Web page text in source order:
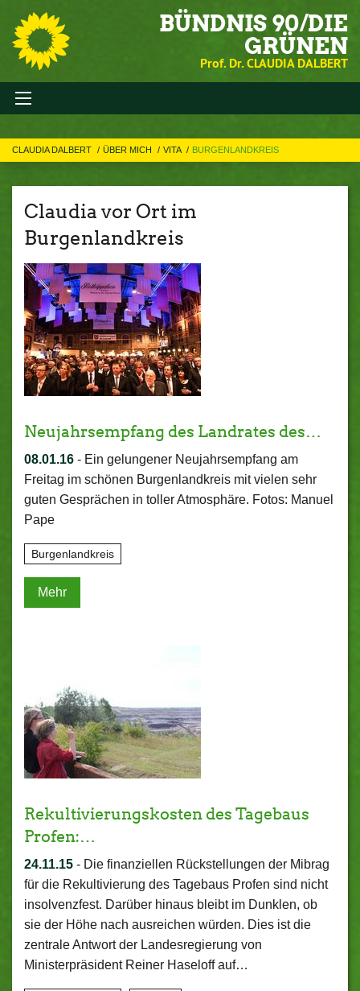
BÜNDNIS 90/DIE
GRÜNEN
Prof. Dr. CLAUDIA DALBERT
CLAUDIA DALBERT ÜBER MICH VITA BURGENLANDKREIS
Claudia vor Ort im
Burgenlandkreis
Neujahrsempfang des Landrates des…
08.01.16 - Ein gelungener Neujahrsempfang am
Freitag im schönen Burgenlandkreis mit vielen sehr
guten Gesprächen in toller Atmosphäre. Fotos: Manuel
Pape
Burgenlandkreis
Mehr
Rekultivierungskosten des Tagebaus
Profen:…
24.11.15 - Die finanziellen Rückstellungen der Mibrag
für die Rekultivierung des Tagebaus Profen sind nicht
insolvenzfest. Darüber hinaus bleibt im Dunklen, ob
sie der Höhe nach ausreichen würden. Dies ist die
zentrale Antwort der Landesregierung von
Ministerpräsident Reiner Haseloff auf…